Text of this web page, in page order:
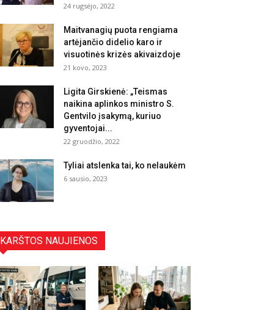
24 rugsėjo, 2022
Maitvanagių puota rengiama
artėjančio didelio karo ir
visuotinės krizės akivaizdoje
21 kovo, 2023
Ligita Girskienė: „Teismas
naikina aplinkos ministro S.
Gentvilo įsakymą, kuriuo
gyventojai...
22 gruodžio, 2022
Tyliai atslenka tai, ko nelaukėm
6 sausio, 2023
KARŠTOS NAUJIENOS